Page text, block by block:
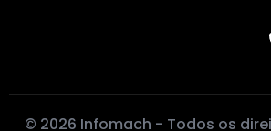
© 2026 Infomach - Todos os